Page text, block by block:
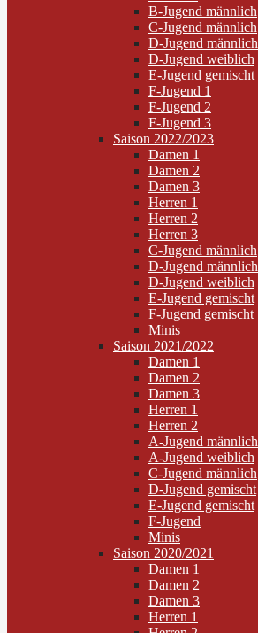
B-Jugend männlich
C-Jugend männlich
D-Jugend männlich
D-Jugend weiblich
E-Jugend gemischt
F-Jugend 1
F-Jugend 2
F-Jugend 3
Saison 2022/2023
Damen 1
Damen 2
Damen 3
Herren 1
Herren 2
Herren 3
C-Jugend männlich
D-Jugend männlich
D-Jugend weiblich
E-Jugend gemischt
F-Jugend gemischt
Minis
Saison 2021/2022
Damen 1
Damen 2
Damen 3
Herren 1
Herren 2
A-Jugend männlich
A-Jugend weiblich
C-Jugend männlich
D-Jugend gemischt
E-Jugend gemischt
F-Jugend
Minis
Saison 2020/2021
Damen 1
Damen 2
Damen 3
Herren 1